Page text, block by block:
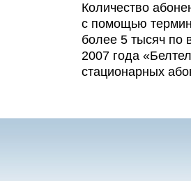
Количество
с помощью
более 5 тысяч по
2007 года
стационарных